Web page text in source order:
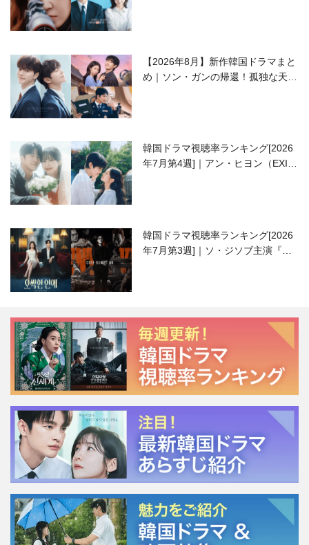
【2026年8月】新作韓国ドラマまと
め｜ソン・ガンの帰還！孤独な天才
韓国ドラマ視聴率ランキング[2026
年7月第4週]｜アン・ヒヨン（EXID
韓国ドラマ視聴率ランキング[2026
年7月第3週]｜ソ・ジソブ主演『エ